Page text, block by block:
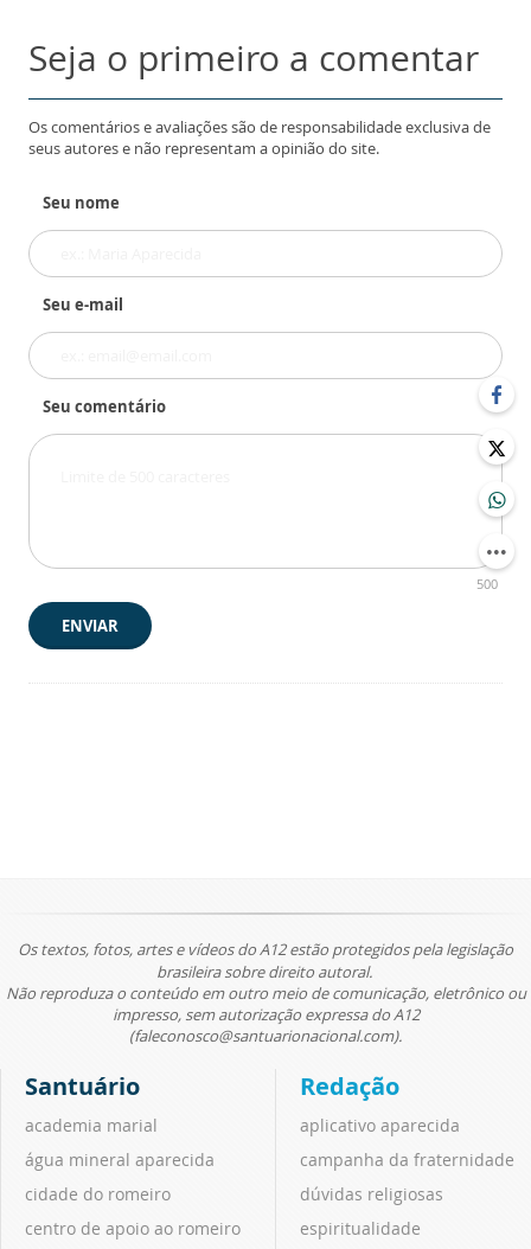
Seja o primeiro a comentar
Os comentários e avaliações são de responsabilidade exclusiva de
seus autores e não representam a opinião do site.
Seu nome
Seu e-mail
Seu comentário
500
ENVIAR
Os textos, fotos, artes e vídeos do A12 estão protegidos pela legislação
brasileira sobre direito autoral.
Não reproduza o conteúdo em outro meio de comunicação, eletrônico ou
impresso, sem autorização expressa do A12
(faleconosco@santuarionacional.com).
Santuário
academia marial
água mineral aparecida
cidade do romeiro
centro de apoio ao romeiro
Redação
aplicativo aparecida
campanha da fraternidade
dúvidas religiosas
espiritualidade